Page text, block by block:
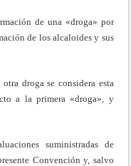
de una «droga» por
de los alcaloides y sus
droga se considera esta
a la primera «droga», y
suministradas de
Convención y, salvo